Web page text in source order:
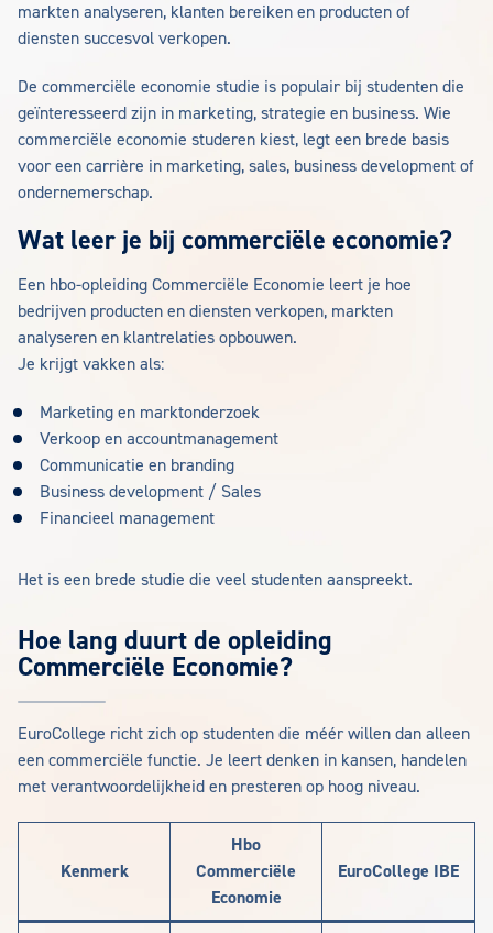
markten analyseren, klanten bereiken en producten of
diensten succesvol verkopen.
De commerciële economie studie is populair bij studenten die
geïnteresseerd zijn in marketing, strategie en business. Wie
commerciële economie studeren kiest, legt een brede basis
voor een carrière in marketing, sales, business development of
ondernemerschap.
Wat leer je bij commerciële economie?
Een hbo-opleiding Commerciële Economie leert je hoe
bedrijven producten en diensten verkopen, markten
analyseren en klantrelaties opbouwen.
Je krijgt vakken als:
Marketing en marktonderzoek
Verkoop en accountmanagement
Communicatie en branding
Business development / Sales
Financieel management
Het is een brede studie die veel studenten aanspreekt.
Hoe lang duurt de opleiding
Commerciële Economie?
EuroCollege richt zich op studenten die méér willen dan alleen
een commerciële functie. Je leert denken in kansen, handelen
met verantwoordelijkheid en presteren op hoog niveau.
Kenmerk
Hbo
Commerciële
Economie
EuroCollege IBE